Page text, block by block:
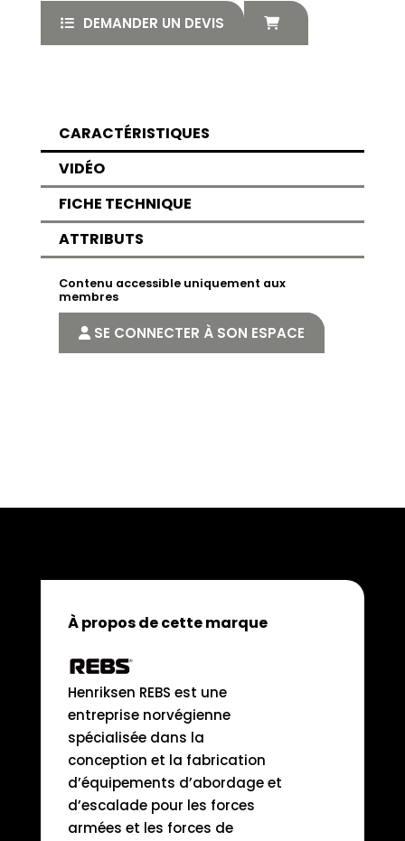
DEMANDER UN DEVIS
CARACTÉRISTIQUES
VIDÉO
FICHE TECHNIQUE
ATTRIBUTS
Contenu accessible uniquement aux
membres
SE CONNECTER À SON ESPACE
À propos de cette marque
Henriksen REBS est une
entreprise norvégienne
spécialisée dans la
conception et la fabrication
d’équipements d’abordage et
d’escalade pour les forces
armées et les forces de